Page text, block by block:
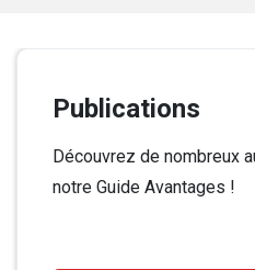
Publications
Découvrez de nombreux
notre Guide Avantages !